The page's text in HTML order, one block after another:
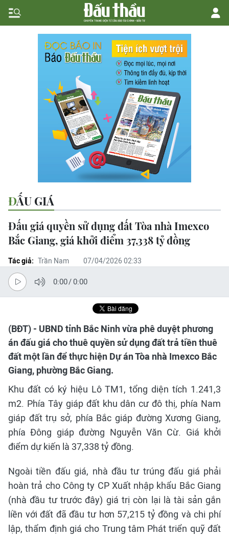
ĐẤU GIÁ
Đấu giá quyền sử dụng đất Tòa nhà Imexco
Bắc Giang, giá khởi điểm 37,338 tỷ đồng
Tác giả: Trần Nam 07/04/2026 02:33
0:00/0:00
(BĐT) - UBND tỉnh Bắc Ninh vừa phê duyệt phương
án đấu giá cho thuê quyền sử dụng đất trả tiền thuê
đất một lần để thực hiện Dự án Tòa nhà Imexco Bắc
Giang, phường Bắc Giang.
Khu đất có ký hiệu Lô TM1, tổng diện tích 1.241,3
m2. Phía Tây giáp đất khu dân cư đô thị, phía Nam
giáp đất trụ sở, phía Bắc giáp đường Xương Giang,
phía Đông giáp đường Nguyễn Văn Cừ. Giá khởi
điểm dự kiến là 37,338 tỷ đồng.
Ngoài tiền đấu giá, nhà đầu tư trúng đấu giá phải
hoàn trả cho Công ty CP Xuất nhập khẩu Bắc Giang
(nhà đầu tư trước đây) giá trị còn lại là tài sản gắn
liền với đất đã đầu tư hơn 57,215 tỷ đồng và chi phí
lập, thẩm định giá cho Trung tâm Phát triển quỹ đất